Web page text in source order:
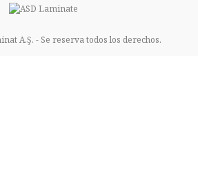
A.Ş. - Se reserva todos los derechos.